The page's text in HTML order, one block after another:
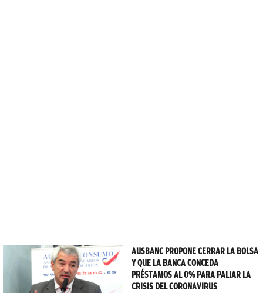
AUSBANC PROPONE CERRAR LA BOLSA
Y QUE LA BANCA CONCEDA
PRÉSTAMOS AL 0% PARA PALIAR LA
CRISIS DEL CORONAVIRUS